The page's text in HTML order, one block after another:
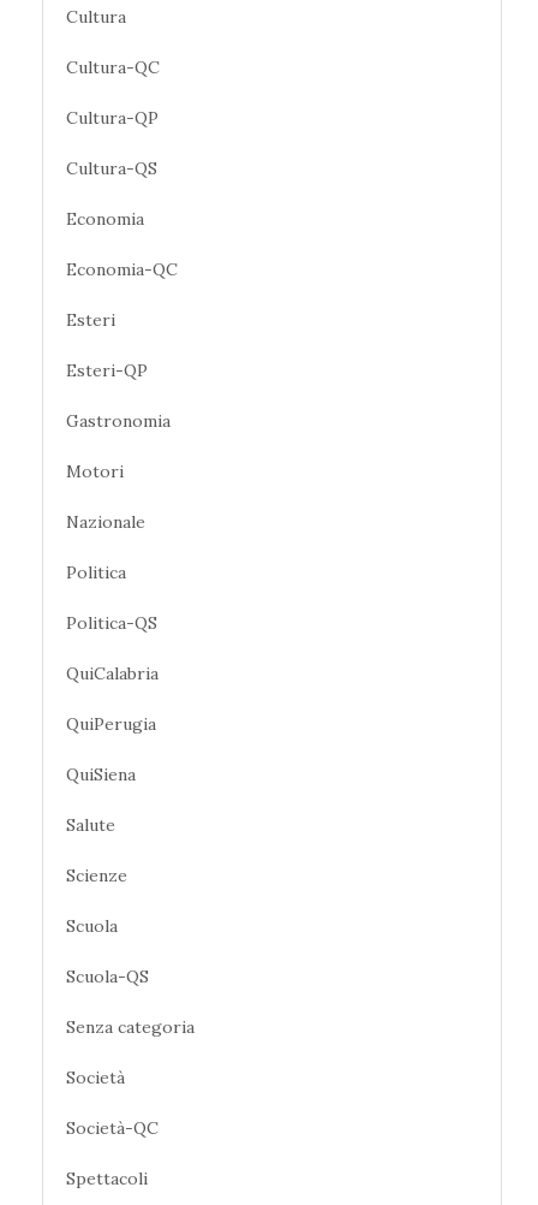
Cultura
Cultura-QC
Cultura-QP
Cultura-QS
Economia
Economia-QC
Esteri
Esteri-QP
Gastronomia
Motori
Nazionale
Politica
Politica-QS
QuiCalabria
QuiPerugia
QuiSiena
Salute
Scienze
Scuola
Scuola-QS
Senza categoria
Società
Società-QC
Spettacoli